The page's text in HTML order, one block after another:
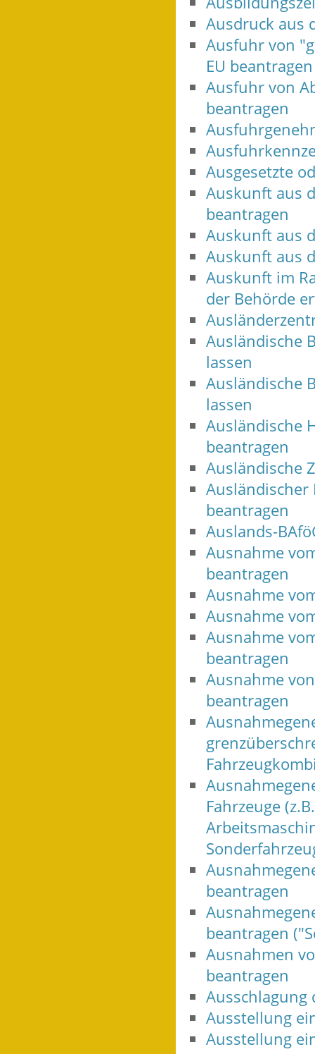
Ausdruck aus
Ausfuhr von
EU beantragen
Ausfuhr von
beantragen
Ausgesetzte
Auskunft aus
beantragen
Auskunft aus
Auskunft aus
Auskunft im
der Behörde
Ausländische
lassen
Ausländische
lassen
Ausländische
beantragen
Ausländische
Ausländischer
beantragen
Auslands-
Ausnahme
beantragen
Ausnahme
Ausnahme
Ausnahme
beantragen
Ausnahme
beantragen
Fahrzeuge
beantragen
beantragen
Ausnahmen
beantragen
Ausschlagung
Ausstellung
Ausstellung